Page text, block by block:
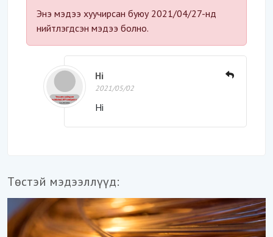
Энэ мэдээ хуучирсан буюу 2021/04/27-нд
нийтлэгдсэн мэдээ болно.
Hi
2021/05/02
Hi
Төстэй мэдээллүүд: